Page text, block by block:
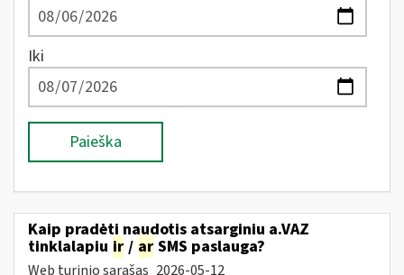
Iki
Paieška
Kaip pradėti naudotis atsarginiu a.VAZ
tinklalapiu ir / ar SMS paslauga?
Web turinio sąrašas 2026-05-12